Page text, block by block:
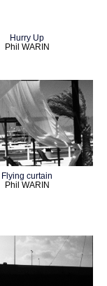
Hurry Up
Phil WARIN
Flying curtain
Phil WARIN